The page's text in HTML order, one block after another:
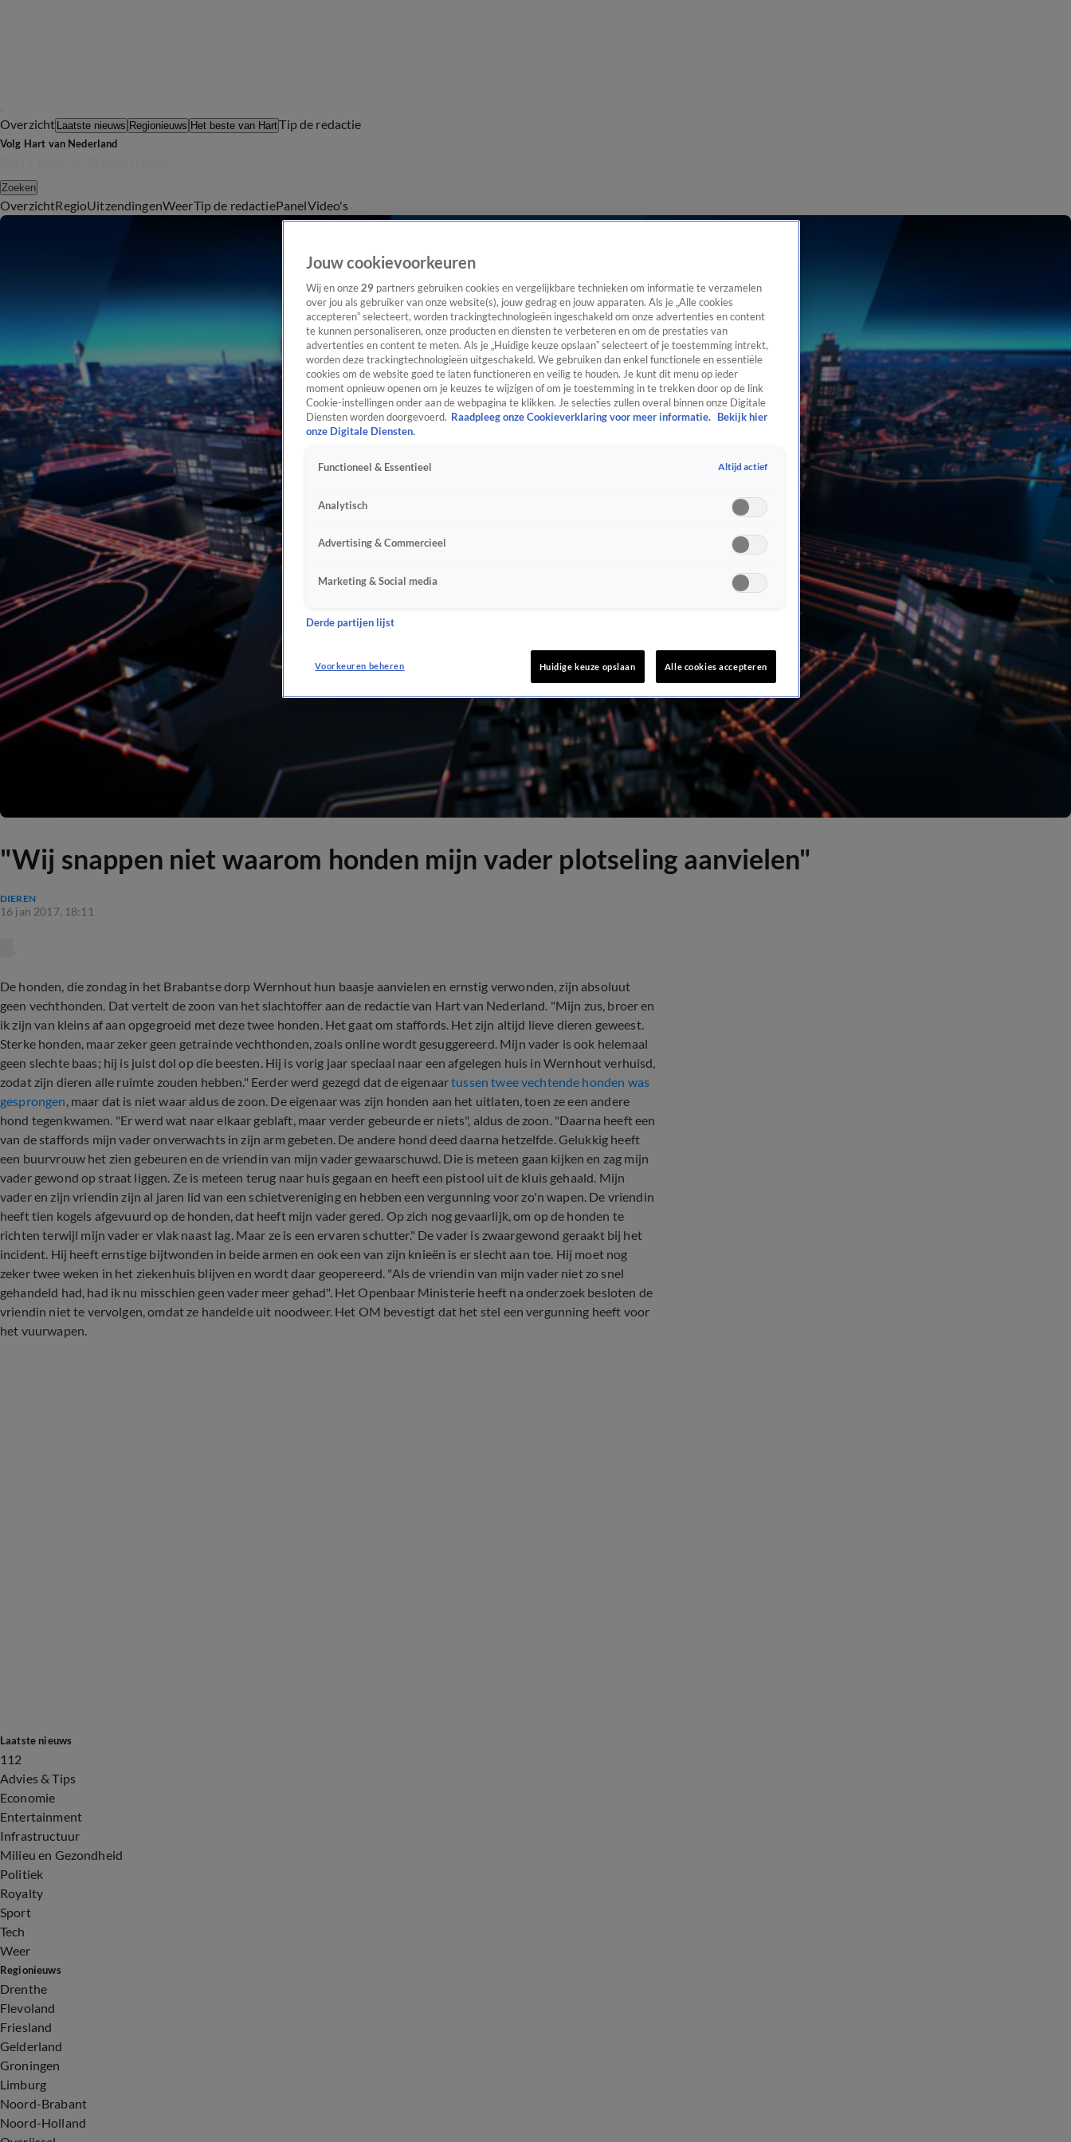
Overzicht Laatste nieuws Regionieuws Het beste van HartTip de redactie
Volg Hart van Nederland
Zoeken
OverzichtRegioUitzendingenWeerTip de redactiePanelVideo's
"Wij snappen niet waarom honden mijn vader plotseling aanvielen"
DIEREN
16 jan 2017, 18:11
De honden, die zondag in het Brabantse dorp Wernhout hun baasje aanvielen en ernstig verwonden, zijn absoluut
geen vechthonden. Dat vertelt de zoon van het slachtoffer aan de redactie van Hart van Nederland. "Mijn zus, broer en
ik zijn van kleins af aan opgegroeid met deze twee honden. Het gaat om staffords. Het zijn altijd lieve dieren geweest.
Sterke honden, maar zeker geen getrainde vechthonden, zoals online wordt gesuggereerd. Mijn vader is ook helemaal
geen slechte baas; hij is juist dol op die beesten. Hij is vorig jaar speciaal naar een afgelegen huis in Wernhout verhuisd,
zodat zijn dieren alle ruimte zouden hebben." Eerder werd gezegd dat de eigenaartussen twee vechtende honden was
gesprongen, maar dat is niet waar aldus de zoon. De eigenaar was zijn honden aan het uitlaten, toen ze een andere
hond tegenkwamen. "Er werd wat naar elkaar geblaft, maar verder gebeurde er niets", aldus de zoon. "Daarna heeft een
van de staffords mijn vader onverwachts in zijn arm gebeten. De andere hond deed daarna hetzelfde. Gelukkig heeft
een buurvrouw het zien gebeuren en de vriendin van mijn vader gewaarschuwd. Die is meteen gaan kijken en zag mijn
vader gewond op straat liggen. Ze is meteen terug naar huis gegaan en heeft een pistool uit de kluis gehaald. Mijn
vader en zijn vriendin zijn al jaren lid van een schietvereniging en hebben een vergunning voor zo'n wapen. De vriendin
heeft tien kogels afgevuurd op de honden, dat heeft mijn vader gered. Op zich nog gevaarlijk, om op de honden te
richten terwijl mijn vader er vlak naast lag. Maar ze is een ervaren schutter." De vader is zwaargewond geraakt bij het
incident. Hij heeft ernstige bijtwonden in beide armen en ook een van zijn knieën is er slecht aan toe. Hij moet nog
zeker twee weken in het ziekenhuis blijven en wordt daar geopereerd. "Als de vriendin van mijn vader niet zo snel
gehandeld had, had ik nu misschien geen vader meer gehad". Het Openbaar Ministerie heeft na onderzoek besloten de
vriendin niet te vervolgen, omdat ze handelde uit noodweer. Het OM bevestigt dat het stel een vergunning heeft voor
het vuurwapen.
Laatste nieuws
112
Advies & Tips
Economie
Entertainment
Infrastructuur
Milieu en Gezondheid
Politiek
Royalty
Sport
Tech
Weer
Regionieuws
Drenthe
Flevoland
Friesland
Gelderland
Groningen
Limburg
Noord-Brabant
Noord-Holland
Jouw cookievoorkeuren
Wij en onze 29 partners gebruiken cookies en vergelijkbare technieken om informatie te verzamelen
over jou als gebruiker van onze website(s), jouw gedrag en jouw apparaten. Als je „Alle cookies
accepteren” selecteert, worden trackingtechnologieën ingeschakeld om onze advertenties en content
te kunnen personaliseren, onze producten en diensten te verbeteren en om de prestaties van
advertenties en content te meten. Als je „Huidige keuze opslaan” selecteert of je toestemming intrekt,
worden deze trackingtechnologieën uitgeschakeld. We gebruiken dan enkel functionele en essentiële
cookies om de website goed te laten functioneren en veilig te houden. Je kunt dit menu op ieder
moment opnieuw openen om je keuzes te wijzigen of om je toestemming in te trekken door op de link
Cookie-instellingen onder aan de webpagina te klikken. Je selecties zullen overal binnen onze Digitale
Diensten worden doorgevoerd. Raadpleeg onze Cookieverklaring voor meer informatie.
Bekijk hier
onze Digitale Diensten.
Functioneel & Essentieel Altijd actief
Analytisch
Advertising & Commercieel
Marketing & Social media
Derde partijen lijst
Voorkeuren beheren Huidige keuze opslaan Alle cookies accepteren